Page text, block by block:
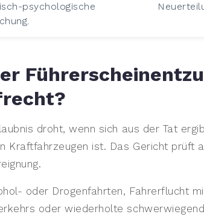
psychologische
droht, wenn sich aus der Tat
Kraftfahrzeugen ist. Das Gericht prüft
oder Drogenfahrten, Fahrerflucht
oder wiederholte